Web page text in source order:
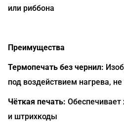
или риббона
Преимущества
Термопечать без чернил:
под воздействием нагрева,
Чёткая печать:
и штрихкоды